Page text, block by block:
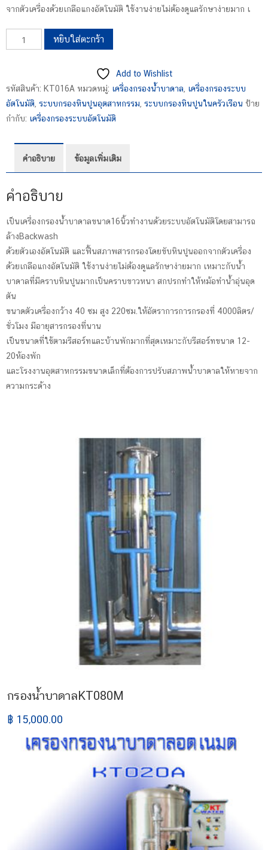
จากตัวเครื่องด้วยเกลือแกงอัตโนมัติ ใช้งานง่ายไม่ต้องดูแลรักษาง่ายมาก เ
จำนวน
เครื่อง
อัตโนมัติKT016A
หยิบใส่ตะกร้า
Add to Wishlist
รหัสสินค้า: KT016A หมวดหมู่: เครื่องกรองน้ำบาดาล เครื่องกรองระบบ
อัตโนมัติ ระบบกรองหินปูนอุตสาหกรรม ระบบกรองหินปูนในครัวเรือน ป้าย
กำกับ: เครื่องกรองระบบอัตโนมัติ
คำอธิบาย ข้อมูลเพิ่มเติม
คำอธิบาย
เป็นเครื่องกรองน้ำบาดาลขนาด16นิ้วทำงานด้วยระบบอัตโนมัติโดยสามารถ
ล้างBackwash
ด้วยตัวเองอัตโนมัติ และฟื้นสภาพสารกรองโดยขับหินปูนออกจากตัวเครื่อง
ด้วยเกลือแกงอัตโนมัติ ใช้งานง่ายไม่ต้องดูแลรักษาง่ายมาก เหมาะกับน้ำ
บาดาลที่มีคราบหินปูนมากเป็นคราบขาวหนา สกปรกทำให้หม้อทำน้ำอุ่นอุด
ตัน
ขนาดตัวเครื่องกว้าง 40 ซม สูง 220ซม.ให้อัตราการการกรองที่ 4000ลิตร/
ชั่วโมง มีอายุสารกรองที่นาน
เป็นขนาดที่ใช้ตามรีสอร์ทและบ้านพักมากที่สุดเหมาะกับรีสอร์ทขนาด 12-
20ห้องพัก
และโรงงานอุตสาหกรรมขนาดเล็กที่ต้องการปรับสภาพน้ำบาดาลให้หายจาก
ความกระด้าง
กรองน้ำบาดาลKT080M
฿ 15,000.00